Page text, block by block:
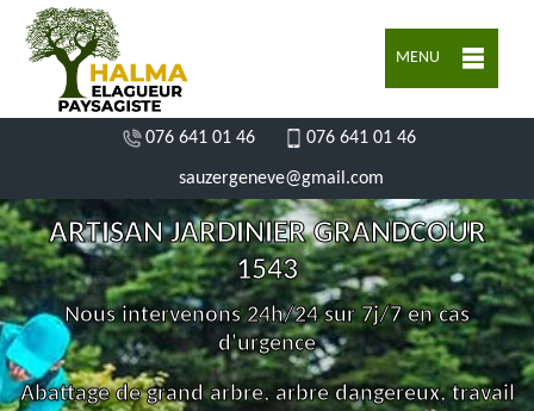
MENU
076 641 01 46 076 641 01 46
sauzergeneve@gmail.com
ARTISAN JARDINIER GRANDCOUR
1543
Nous intervenons 24h/24 sur 7j/7 en cas
d'urgence
Abattage de grand arbre, arbre dangereux, travail